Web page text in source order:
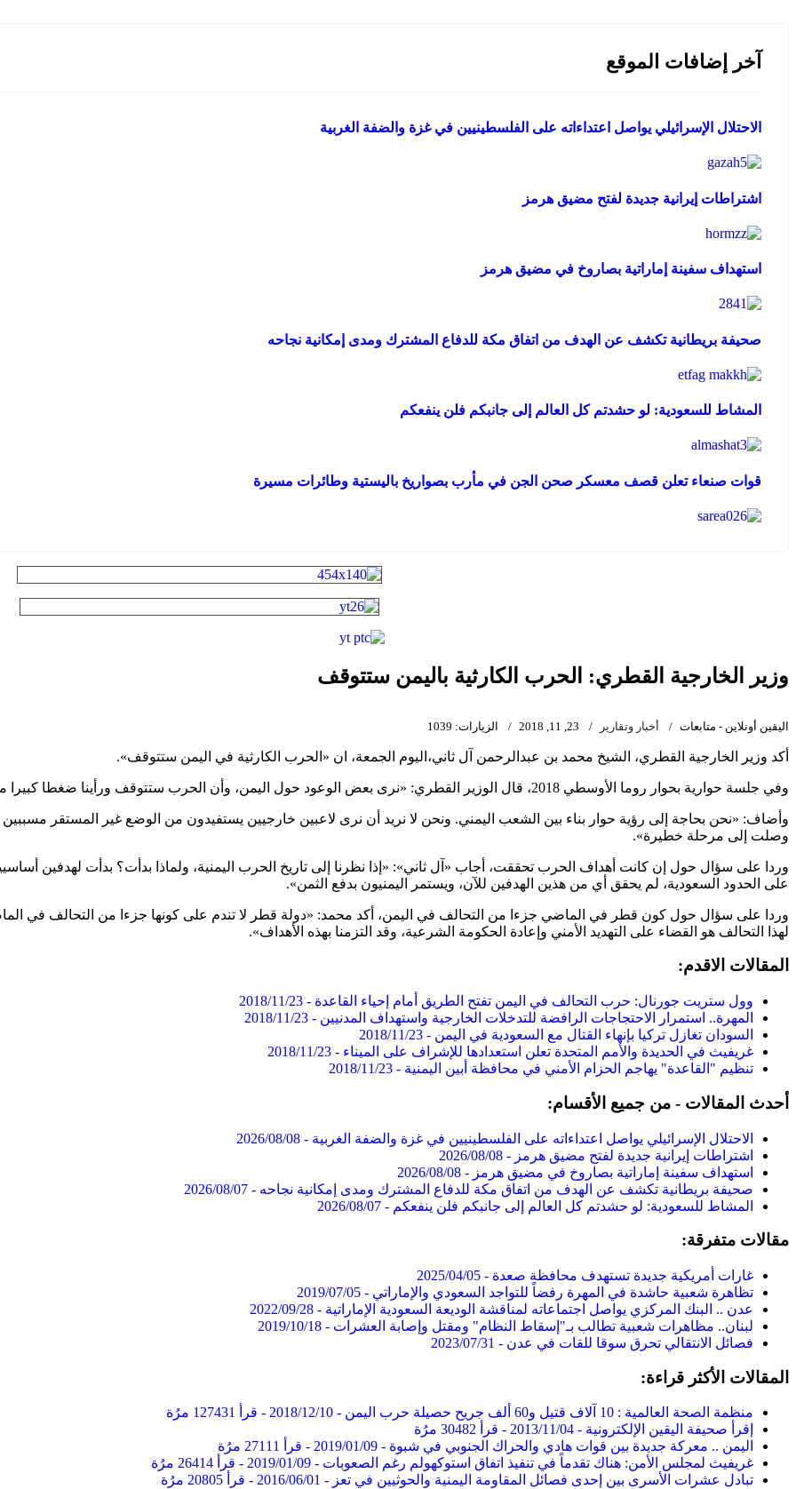
آخر إضافات الموقع
الاحتلال الإسرائيلي يواصل اعتداءاته على الفلسطينيين في غزة والضفة الغربية
اشتراطات إيرانية جديدة لفتح مضيق هرمز
استهداف سفينة إماراتية بصاروخ في مضيق هرمز
صحيفة بريطانية تكشف عن الهدف من اتفاق مكة للدفاع المشترك ومدى إمكانية نجاحه
المشاط للسعودية: لو حشدتم كل العالم إلى جانبكم فلن ينفعكم
قوات صنعاء تعلن قصف معسكر صحن الجن في مأرب بصواريخ باليستية وطائرات مسيرة
وزير الخارجية القطري: الحرب الكارثية باليمن ستتوقف
اليقين أونلاين - متابعات أخبار وتقارير 23, 11, 2018 الزيارات: 1039
أكد وزير الخارجية القطري، الشيخ محمد بن عبدالرحمن آل ثاني،اليوم الجمعة، ان «الحرب الكارثية في اليمن ستتوقف».
وفي جلسة حوارية بحوار روما الأوسطي 2018، قال الوزير القطري: «نرى بعض الوعود حول اليمن، وأن الحرب ستتوقف ورأينا ضغطا كبيرا من قبل المجتمع الدولي وخصوصا من الولايات المتحدة لوقف الحرب».
وأضاف: «نحن بحاجة إلى رؤية حوار بناء بين الشعب اليمني. ونحن لا نريد أن نرى لاعبين خارجيين يستفيدون من الوضع غير المستقر
وصلت إلى مرحلة خطيرة».
وردا على سؤال حول إن كانت أهداف الحرب تحققت، أجاب «آل ثاني»: «إذا نظرنا إلى تاريخ الحرب اليمنية، ولماذا بدأت؟ بدأت لهدفين
على الحدود السعودية، لم يحقق أي من هذين الهدفين للآن، ويستمر اليمنيون بدفع الثمن».
وردا على سؤال حول كون قطر في الماضي جزءا من التحالف في اليمن، أكد محمد: «دولة قطر لا تندم على كونها جزءا من التحالف في
لهذا التحالف هو القضاء على التهديد الأمني وإعادة الحكومة الشرعية، وقد التزمنا بهذه الأهداف».
المقالات الاقدم:
وول ستريت جورنال: حرب التحالف في اليمن تفتح الطريق أمام إحياء القاعدة - 2018/11/23
المهرة.. استمرار الاحتجاجات الرافضة للتدخلات الخارجية واستهداف المدنيين - 2018/11/23
السودان تغازل تركيا بإنهاء القتال مع السعودية في اليمن - 2018/11/23
غريفيث في الحديدة والأمم المتحدة تعلن استعدادها للإشراف على الميناء - 2018/11/23
تنظيم "القاعدة" يهاجم الحزام الأمني في محافظة أبين اليمنية - 2018/11/23
أحدث المقالات - من جميع الأقسام:
الاحتلال الإسرائيلي يواصل اعتداءاته على الفلسطينيين في غزة والضفة الغربية - 2026/08/08
اشتراطات إيرانية جديدة لفتح مضيق هرمز - 2026/08/08
استهداف سفينة إماراتية بصاروخ في مضيق هرمز - 2026/08/08
صحيفة بريطانية تكشف عن الهدف من اتفاق مكة للدفاع المشترك ومدى إمكانية نجاحه - 2026/08/07
المشاط للسعودية: لو حشدتم كل العالم إلى جانبكم فلن ينفعكم - 2026/08/07
مقالات متفرقة:
غارات أمريكية جديدة تستهدف محافظة صعدة - 2025/04/05
تظاهرة شعبية حاشدة في المهرة رفضاً للتواجد السعودي والإماراتي - 2019/07/05
عدن .. البنك المركزي يواصل اجتماعاته لمناقشة الوديعة السعودية الإماراتية - 2022/09/28
لبنان.. مظاهرات شعبية تطالب بـ"إسقاط النظام" ومقتل وإصابة العشرات - 2019/10/18
فصائل الانتقالي تحرق سوقا للقات في عدن - 2023/07/31
المقالات الأكثر قراءة:
منظمة الصحة العالمية : 10 آلاف قتيل و60 ألف جريح حصيلة حرب اليمن - 2018/12/10
- قرأ 127431 مرُة
إقرأ صحيفة اليقين الإلكترونية - 2013/11/04
- قرأ 30482 مرُة
اليمن .. معركة جديدة بين قوات هادي والحراك الجنوبي في شبوة - 2019/01/09
- قرأ 27111 مرُة
غريفيث لمجلس الأمن: هناك تقدماً في تنفيذ اتفاق استوكهولم رغم الصعوبات - 2019/01/09
- قرأ 26414 مرُة
تبادل عشرات الأسرى بين إحدى فصائل المقاومة اليمنية والحوثيين في تعز - 2016/06/01
- قرأ 20805 مرُة